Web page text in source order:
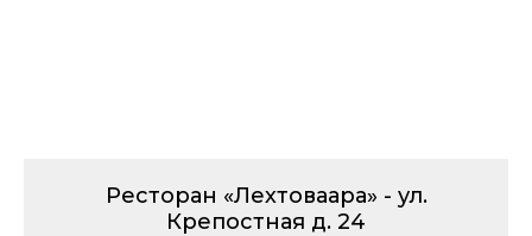
Ресторан «Лехтоваара» - ул.
Крепостная д. 24